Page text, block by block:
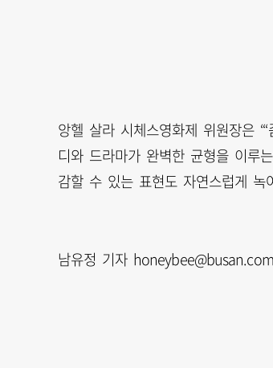
앙헬 살라 시체스영화제 위원장은
디와 드라마가 완벽한 균형을 이루
감할 수 있는 표현도 자연스럽게 녹
남유정 기자 honeybee@busan.com